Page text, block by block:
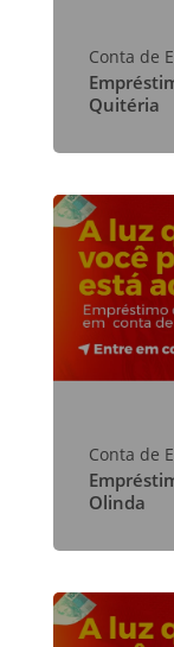
Conta de
Quitéria
Conta de
Olinda